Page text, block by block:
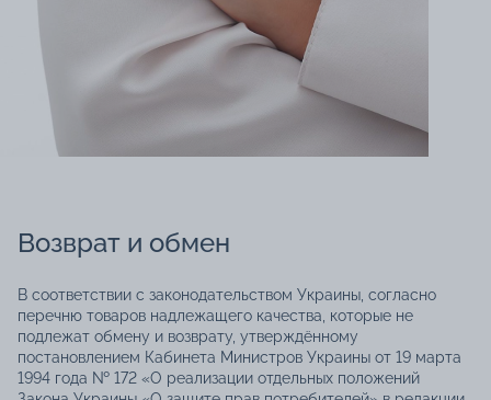
Возврат и обмен
В соответствии с законодательством Украины, согласно
перечню товаров надлежащего качества, которые не
подлежат обмену и возврату, утверждённому
постановлением Кабинета Министров Украины от 19 марта
1994 года № 172 «О реализации отдельных положений